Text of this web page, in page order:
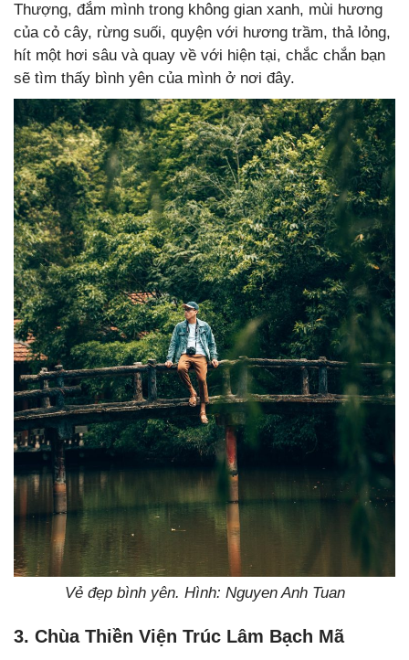
Thượng, đắm mình trong không gian xanh, mùi hương
của cỏ cây, rừng suối, quyện với hương trầm, thả lỏng,
hít một hơi sâu và quay về với hiện tại, chắc chắn bạn
sẽ tìm thấy bình yên của mình ở nơi đây.
Vẻ đẹp bình yên. Hình: Nguyen Anh Tuan
3. Chùa Thiền Viện Trúc Lâm Bạch Mã